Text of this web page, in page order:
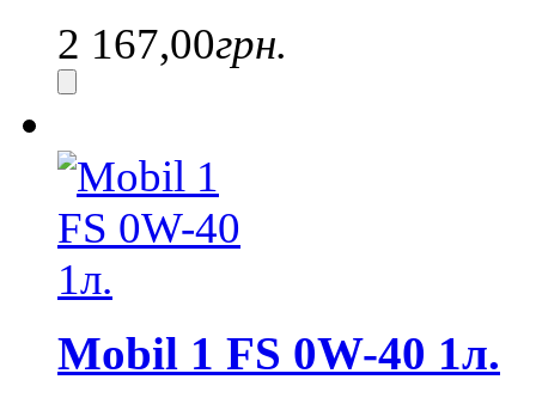
2 167,00грн.
Mobil 1 FS 0W-40 1л.